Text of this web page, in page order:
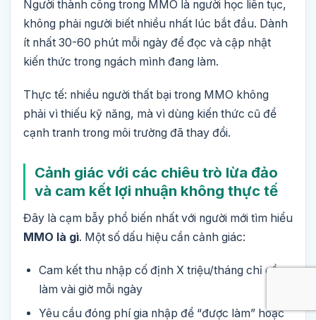
Người thành công trong MMO là người học liên tục,
không phải người biết nhiều nhất lúc bắt đầu. Dành
ít nhất 30-60 phút mỗi ngày để đọc và cập nhật
kiến thức trong ngách mình đang làm.
Thực tế: nhiều người thất bại trong MMO không
phải vì thiếu kỹ năng, mà vì dùng kiến thức cũ để
cạnh tranh trong môi trường đã thay đổi.
Cảnh giác với các chiêu trò lừa đảo
và cam kết lợi nhuận không thực tế
Đây là cạm bẫy phổ biến nhất với người mới tìm hiểu
MMO là gì. Một số dấu hiệu cần cảnh giác:
Cam kết thu nhập cố định X triệu/tháng chỉ cần
làm vài giờ mỗi ngày
Yêu cầu đóng phí gia nhập để “được làm” hoặc